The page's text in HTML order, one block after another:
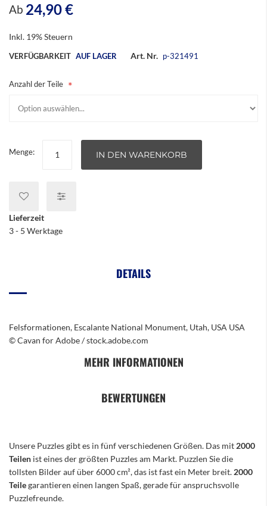
Ab 24,90 €
Inkl. 19% Steuern
VERFÜGBARKEIT AUF LAGER Art. Nr. p-321491
Anzahl der Teile
Menge: IN DEN WARENKORB
Lieferzeit
3 - 5 Werktage
DETAILS
Felsformationen, Escalante National Monument, Utah, USA USA
© Cavan for Adobe / stock.adobe.com
MEHR INFORMATIONEN
BEWERTUNGEN
Unsere Puzzles gibt es in fünf verschiedenen Größen. Das mit 2000
Teilen ist eines der größten Puzzles am Markt. Puzzlen Sie die
tollsten Bilder auf über 6000 cm², das ist fast ein Meter breit. 2000
Teilegarantieren einen langen Spaß, gerade für anspruchsvolle
Puzzlefreunde.